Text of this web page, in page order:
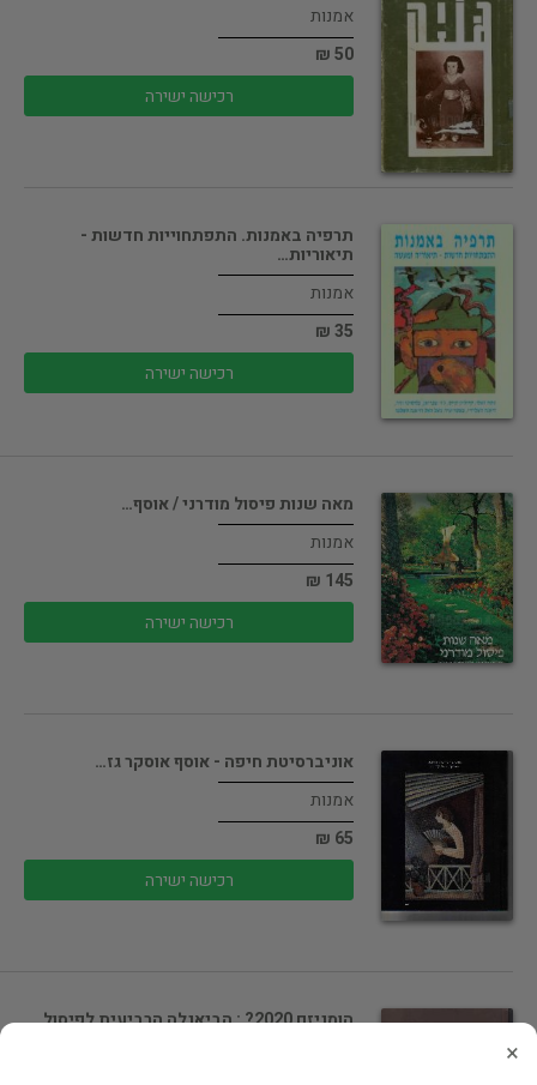
אמנות
50 ₪
רכישה ישירה
תרפיה באמנות. התפתחוייות חדשות -
תיאוריות…
אמנות
35 ₪
רכישה ישירה
מאה שנות פיסול מודרני / אוסף…
אמנות
145 ₪
רכישה ישירה
אוניברסיטת חיפה - אוסף אוסקר גז…
אמנות
65 ₪
רכישה ישירה
הומניזם 2020? : הביאנלה הרביעית לפיסול…
×